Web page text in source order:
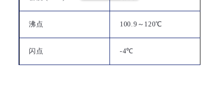
沸点 100.9～120℃
闪点 -4℃